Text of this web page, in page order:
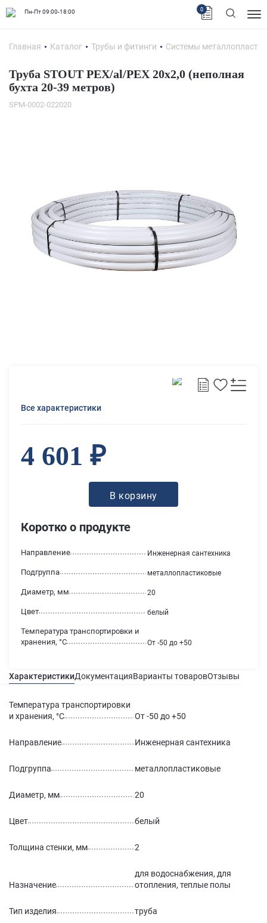
Пн-Пт 09:00-18:00 0
Главная Каталог Трубы и фитинги Системы
Труба STOUT PEX/al/PEX 20х2,0 (неполная
бухта 20-39 метров)
SPM-0002-022020
Коротко о продукте
Температура транспортировки и
хранения, °С
От -50 до +50
Направление Инженерная сантехника
Подгруппа металлопластиковые
Диаметр, мм 20
Цвет белый
Все характеристики
4 601 ₽
В корзину
ХарактеристикиДокументацияВарианты товаровОтзывы
Температура транспортировки
и хранения, °С
От -50 до +50
Направление Инженерная сантехника
Подгруппа металлопластиковые
Диаметр, мм 20
Цвет белый
Толщина стенки, мм 2
Назначение
для водоснабжения, для
отопления, теплые полы
Тип изделия труба